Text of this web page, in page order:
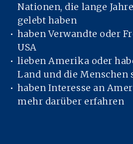
Nationen, die lange
gelebt haben
haben Verwandte oder
USA
lieben Amerika oder
Land und die Menschen
haben Interesse an
mehr darüber erfahren